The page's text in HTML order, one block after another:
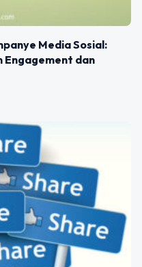
Media Sosial:
Engagement dan